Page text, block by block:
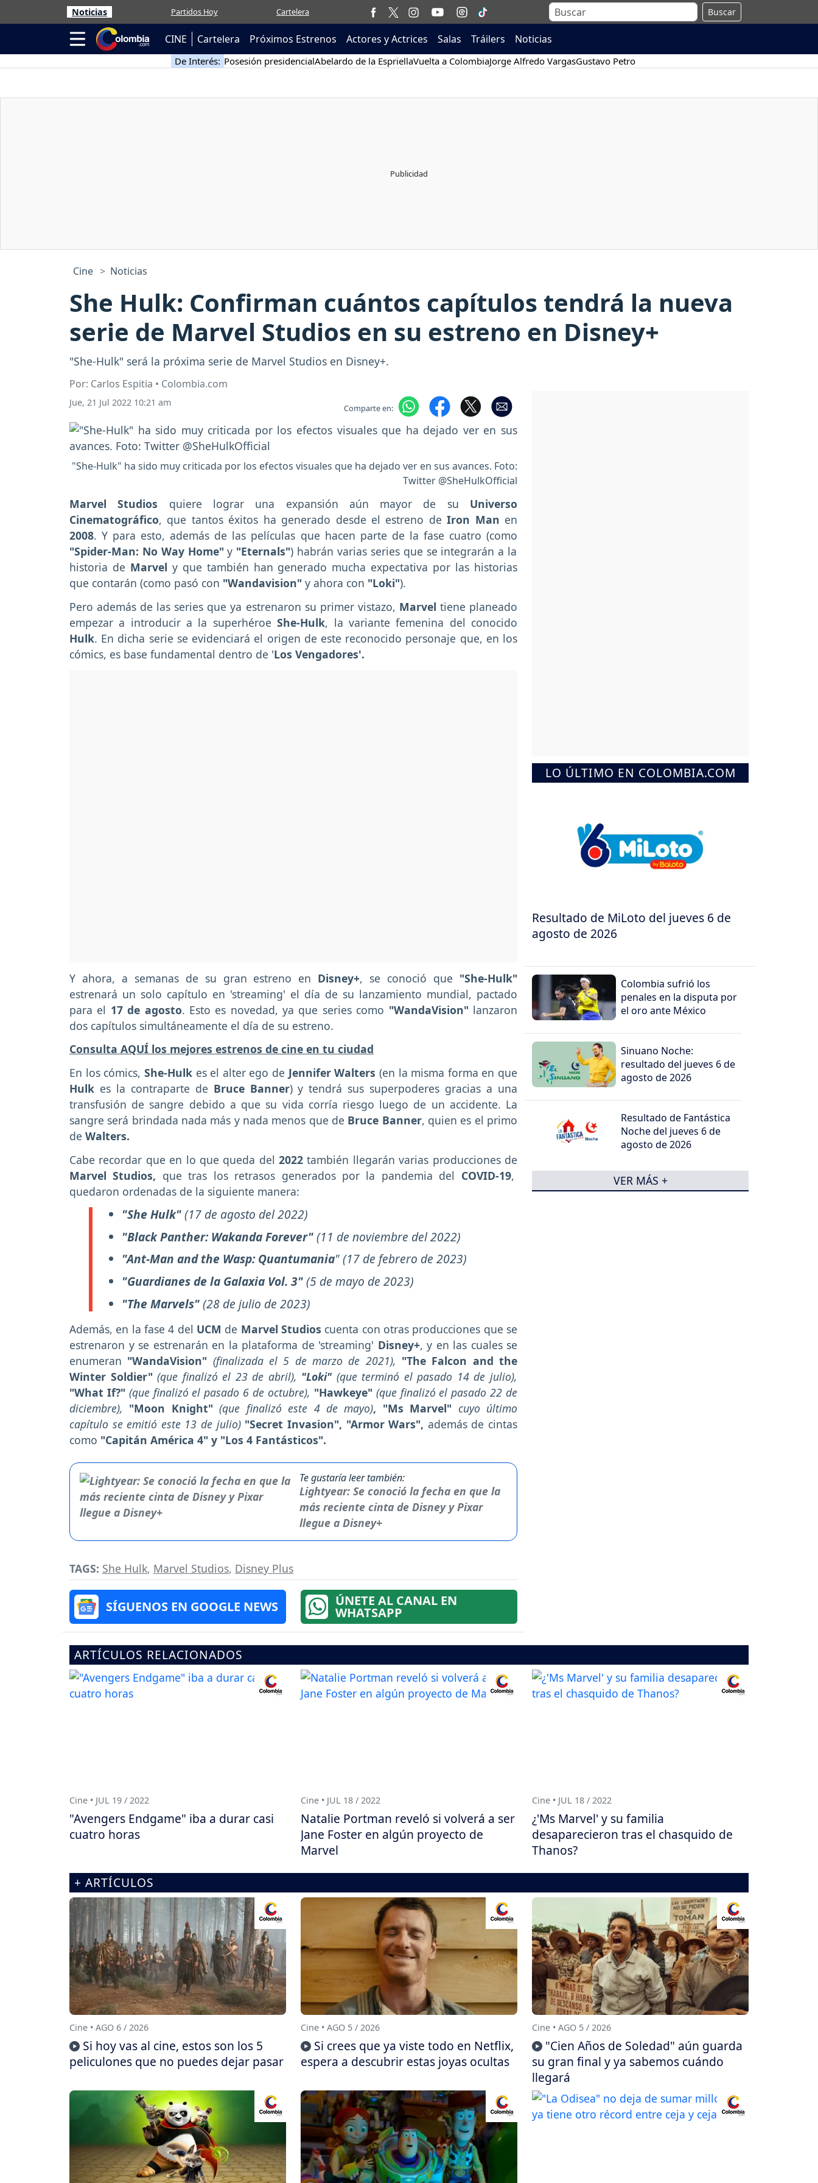
Noticias Partidos Hoy Cartelera Buscar
CINE Cartelera Próximos Estrenos Actores y Actrices Salas Tráilers Noticias
De Interés: Posesión presidencialAbelardo de la EspriellaVuelta a ColombiaJorge Alfredo VargasGustavo Petro
Cine Noticias
She Hulk: Confirman cuántos capítulos tendrá la nueva
serie de Marvel Studios en su estreno en Disney+
"She-Hulk" será la próxima serie de Marvel Studios en Disney+.
Por: Carlos Espitia • Colombia.com
Jue, 21 Jul 2022 10:21 am Comparte en:
"She-Hulk" ha sido muy criticada por los efectos visuales que ha dejado ver en sus avances. Foto:
Twitter @SheHulkOfficial
Marvel Studios quiere lograr una expansión aún mayor de su Universo
Cinematográfico, que tantos éxitos ha generado desde el estreno deIron Man en
2008. Y para esto, además de las películas que hacen parte de la fase cuatro (como
"Spider-Man: No Way Home" y "Eternals") habrán varias series que se integrarán a la
historia de Marvel y que también han generado mucha expectativa por las historias
que contarán (como pasó con "Wandavision" y ahora con "Loki").
Pero además de las series que ya estrenaron su primer vistazo, Marvel tiene planeado
empezar a introducir a la superhéroeShe-Hulk, la variante femenina del conocido
Hulk. En dicha serie se evidenciará el origen de este reconocido personaje que, en los
cómics, es base fundamental dentro de 'Los Vengadores'.
Y ahora, a semanas de su gran estreno en Disney+, se conoció que "She-Hulk"
estrenará un solo capítulo en 'streaming' el día de su lanzamiento mundial, pactado
para el 17 de agosto. Esto es novedad, ya que series como "WandaVision" lanzaron
dos capítulos simultáneamente el día de su estreno.
Consulta AQUÍ los mejores estrenos de cine en tu ciudad
En los cómics, She-Hulk es el alter ego de Jennifer Walters (en la misma forma en que
Hulk es la contraparte de Bruce Banner) y tendrá sus superpoderes gracias a una
transfusión de sangre debido a que su vida corría riesgo luego de un accidente. La
sangre será brindada nada más y nada menos que de Bruce Banner, quien es el primo
de Walters.
Cabe recordar que en lo que queda del2022 también llegarán varias producciones de
Marvel Studios, que tras los retrasos generados por la pandemia del COVID-19,
quedaron ordenadas de la siguiente manera:
"She Hulk"(17 de agosto del 2022)
"Black Panther: Wakanda Forever"(11 de noviembre del 2022)
"Ant-Man and the Wasp: Quantumania"(17 de febrero de 2023)
"Guardianes de la Galaxia Vol. 3"(5 de mayo de 2023)
"The Marvels"(28 de julio de 2023)
Además, en la fase 4 del UCM de Marvel Studios cuenta con otras producciones que se
estrenaron y se estrenarán en la plataforma de 'streaming' Disney+, y en las cuales se
enumeran "WandaVision" (finalizada el 5 de marzo de 2021), "The Falcon and the
Winter Soldier"(que finalizó el 23 de abril), "Loki" (que terminó el pasado 14 de julio),
"What If?" (que finalizó el pasado 6 de octubre), "Hawkeye" (que finalizó el pasado 22 de
diciembre), "Moon Knight" (que finalizó este 4 de mayo), "Ms Marvel" cuyo último
capítulo se emitió este 13 de julio)"Secret Invasion", "Armor Wars", además de cintas
como "Capitán América 4" y "Los 4 Fantásticos".
Te gustaría leer también:
Lightyear: Se conoció la fecha en que la
más reciente cinta de Disney y Pixar
llegue a Disney+
TAGS: She Hulk, Marvel Studios, Disney Plus
SÍGUENOS EN GOOGLE NEWS ÚNETE AL CANAL EN
WHATSAPP
LO ÚLTIMO EN COLOMBIA.COM
Resultado de MiLoto del jueves 6 de
agosto de 2026
Colombia sufrió los
penales en la disputa por
el oro ante México
Sinuano Noche:
resultado del jueves 6 de
agosto de 2026
Resultado de Fantástica
Noche del jueves 6 de
agosto de 2026
VER MÁS +
ARTÍCULOS RELACIONADOS
Cine • JUL 19 / 2022
"Avengers Endgame" iba a durar casi
cuatro horas
Cine • JUL 18 / 2022
Natalie Portman reveló si volverá a ser
Jane Foster en algún proyecto de
Marvel
Cine • JUL 18 / 2022
¿'Ms Marvel' y su familia
desaparecieron tras el chasquido de
Thanos?
+ ARTÍCULOS
Cine • AGO 6 / 2026
Si hoy vas al cine, estos son los 5
peliculones que no puedes dejar pasar
Cine • AGO 5 / 2026
Si crees que ya viste todo en Netflix,
espera a descubrir estas joyas ocultas
Cine • AGO 5 / 2026
"Cien Años de Soledad" aún guarda
su gran final y ya sabemos cuándo
llegará